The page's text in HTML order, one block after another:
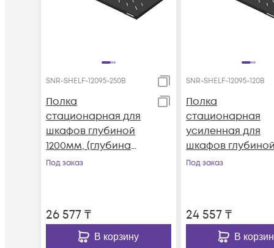
SNR-SHELF-12095-250B
Полка
стационарная для
шкафов глубиной
1200мм, (глубина
полки 950мм)
12095-250B)
Под заказ
26 577₸
В корзину
SNR-SHELF-12095-120B
Полка
стационарная
усиленная для
шкафов глубиной
1200мм, (глубина
черный (SNR-
12095-120B)
Под заказ
24 557₸
В